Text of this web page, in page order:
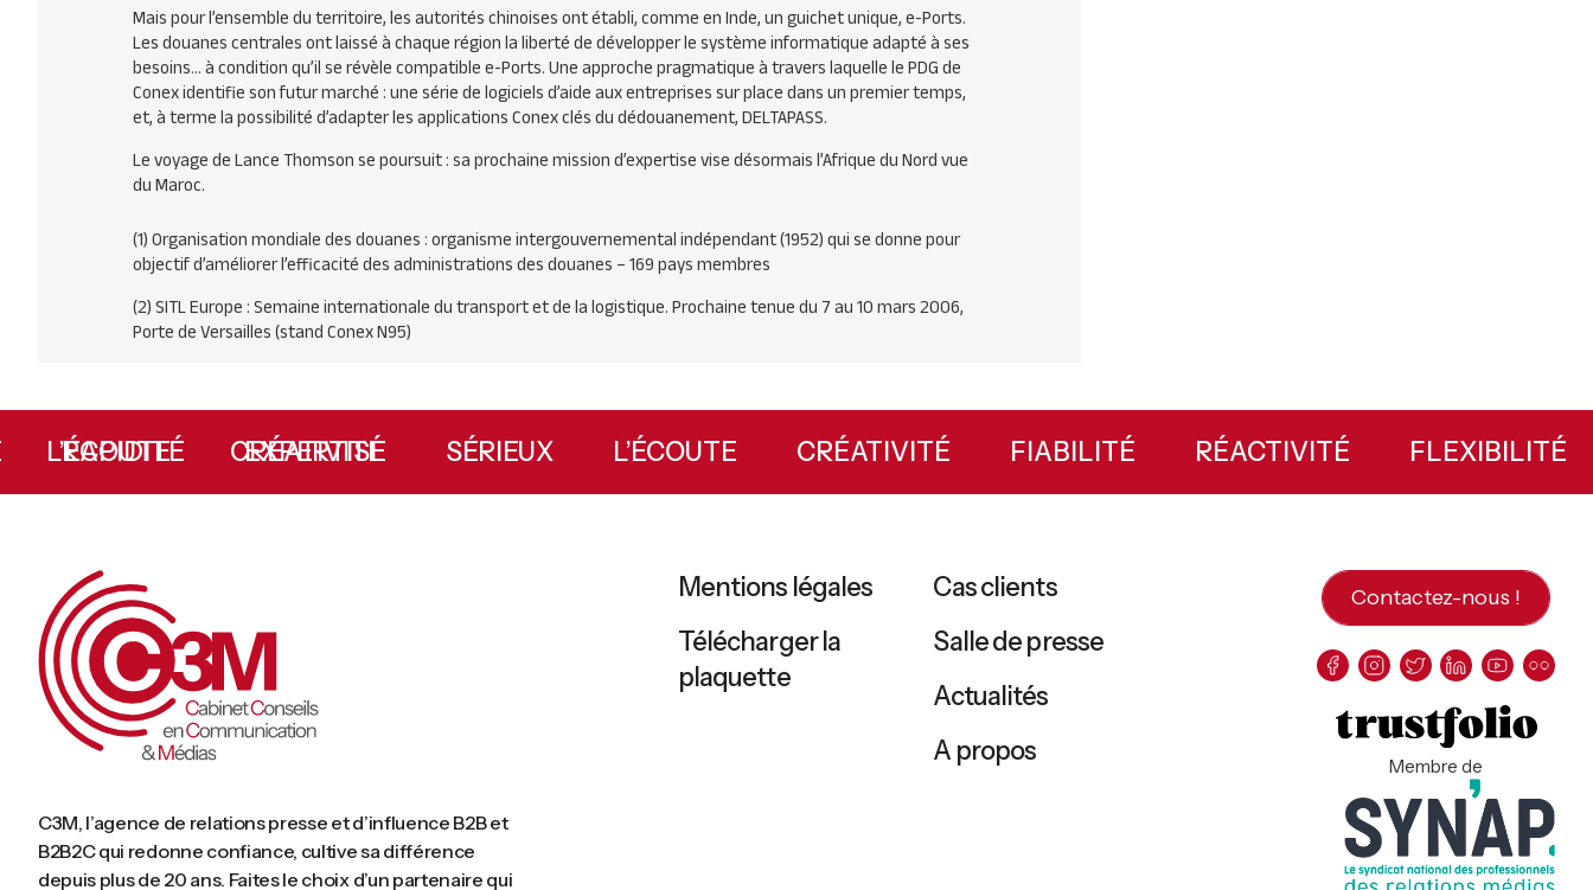
Mais pour l’ensemble du territoire, les autorités chinoises ont établi, comme en Inde, un guichet unique, e-Ports.
Les douanes centrales ont laissé à chaque région la liberté de développer le système informatique adapté à ses
besoins… à condition qu’il se révèle compatible e-Ports. Une approche pragmatique à travers laquelle lePDGde
Conex identifie son futur marché : une série de logiciels d’aide aux entreprises sur place dans un premier temps,
et, à terme la possibilité d’adapter les applications Conex clés du dédouanement,DELTAPASS.
Le voyage de Lance Thomson se poursuit : sa prochaine mission d’expertise vise désormais l’Afrique du Nord vue
du Maroc.
(1) Organisation mondiale des douanes : organisme intergouvernemental indépendant (1952) qui se donne pour
objectif d’améliorer l’efficacité des administrations des douanes – 169 pays membres
(2)SITLEurope : Semaine internationale du transport et de la logistique. Prochaine tenue du 7 au 10 mars 2006,
Porte de Versailles (stand Conex N95)
L’ÉCOUTE CRÉATIVITÉ
RAPIDITÉ EXPERTISE SÉRIEUX L’ÉCOUTE CRÉATIVITÉ FIABILITÉ RÉACTIVITÉ
C3M, l’agence de relations presse et d’influence B2B et
B2B2C qui redonne confiance, cultive sa différence
depuis plus de 20 ans. Faites le choix d’un partenaire qui
Mentions légales
Télécharger la
plaquette
Cas clients
Salle de presse
Actualités
A propos
Contactez-nous !
Membre de